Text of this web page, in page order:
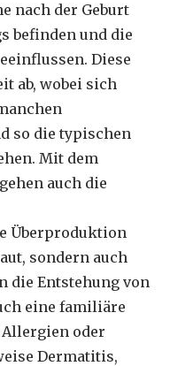
nach der Geburt
befinden und die
Diese
ab, wobei sich
so die typischen
Mit dem
auch die
Überproduktion
sondern auch
die Entstehung von
eine familiäre
oder
Dermatitis,